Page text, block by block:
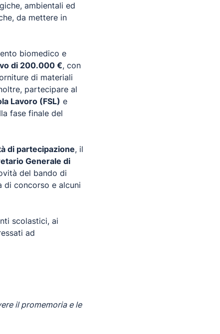
ambientali ed
da mettere in
biomedico e
di 200.000 €, con
di materiali
partecipare al
Lavoro (FSL) e
fase finale del
di partecipazione, il
Generale di
del bando di
di concorso e alcuni
scolastici, ai
ad
il promemoria e le